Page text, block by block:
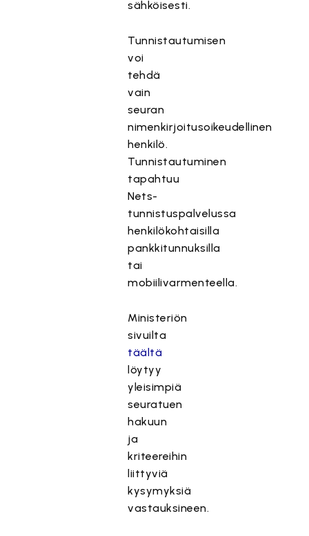
sähköisesti.
Tunnistautumisen
voi
tehdä
vain
seuran
nimenkirjoitusoikeudellinen
henkilö.
Tunnistautuminen
tapahtuu
Nets-
tunnistuspalvelussa
henkilökohtaisilla
pankkitunnuksilla
tai
mobiilivarmenteella.
Ministeriön
sivuilta
täältä
löytyy
yleisimpiä
seuratuen
hakuun
ja
kriteereihin
liittyviä
kysymyksiä
vastauksineen.